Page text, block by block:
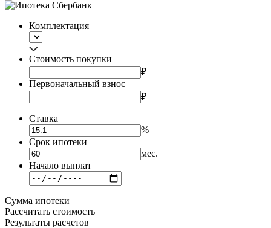
Комплектация
Стоимость покупки
₽
Первоначальный взнос
₽
Ставка
%
Срок ипотеки
мес.
Начало выплат
Сумма ипотеки
Рассчитать cтоимость
Результаты расчетов